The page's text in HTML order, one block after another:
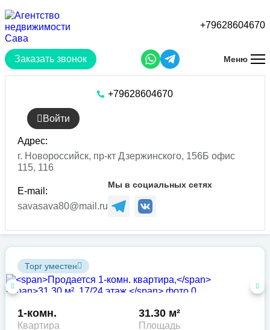
основному
содержанию
Заказать звонок
+79628604670
Меню
+79628604670
Войти
Адрес:
г. Новороссийск, пр-кт Дзержинского, 156Б офис
115, 116
E-mail:
savasava80@mail.ru
Мы в социальных сетях
Торг уместен
1-комн.
Квартира
31.30 м²
Площадь